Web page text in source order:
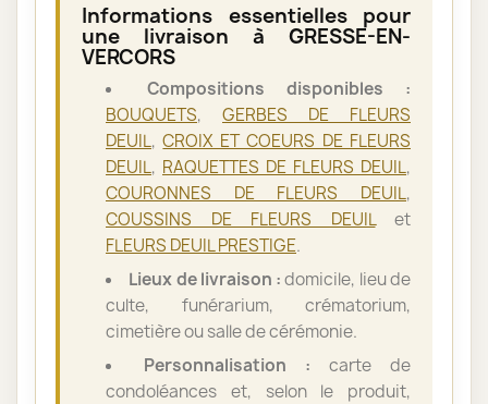
Informations essentielles pour
une livraison à GRESSE-EN-
VERCORS
Compositions disponibles :
BOUQUETS, GERBES DE FLEURS
DEUIL,CROIX ET COEURS DE FLEURS
DEUIL, RAQUETTES DE FLEURS DEUIL,
COURONNES DE FLEURS DEUIL,
COUSSINS DE FLEURS DEUILet
FLEURS DEUIL PRESTIGE.
Lieux de livraison :domicile, lieu de
culte, funérarium, crématorium,
cimetière ou salle de cérémonie.
Personnalisation : carte de
condoléances et, selon le produit,